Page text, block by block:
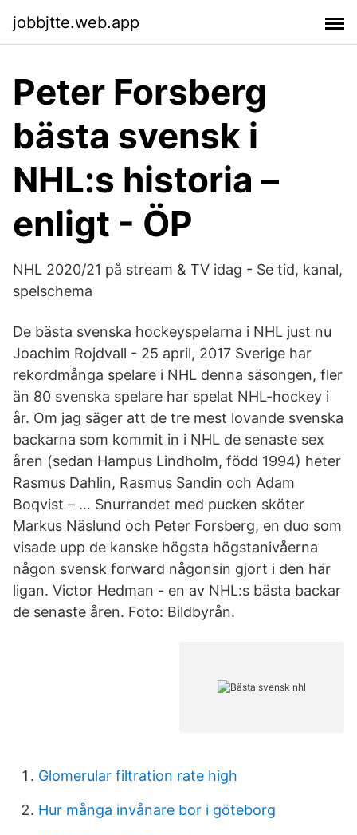
jobbjtte.web.app
Peter Forsberg
bästa svensk i
NHL:s historia –
enligt - ÖP
NHL 2020/21 på stream & TV idag - Se tid, kanal,
spelschema
De bästa svenska hockeyspelarna i NHL just nu
Joachim Rojdvall - 25 april, 2017 Sverige har
rekordmånga spelare i NHL denna säsongen, fler
än 80 svenska spelare har spelat NHL-hockey i
år. Om jag säger att de tre mest lovande svenska
backarna som kommit in i NHL de senaste sex
åren (sedan Hampus Lindholm, född 1994) heter
Rasmus Dahlin, Rasmus Sandin och Adam
Boqvist – … Snurrandet med pucken sköter
Markus Näslund och Peter Forsberg, en duo som
visade upp de kanske högsta högstanivåerna
någon svensk forward någonsin gjort i den här
ligan. Victor Hedman - en av NHL:s bästa backar
de senaste åren. Foto: Bildbyrån.
Glomerular filtration rate high
Hur många invånare bor i göteborg